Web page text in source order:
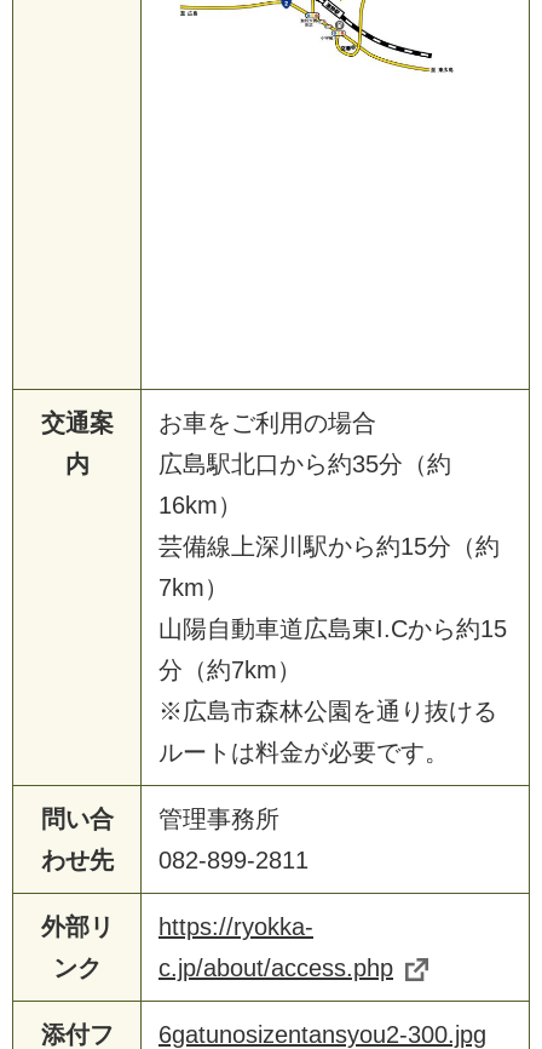
交通案
内
お車をご利用の場合
広島駅北口から約35分（約
16km）
芸備線上深川駅から約15分（約
7km）
山陽自動車道広島東I.Cから約15
分（約7km）
※広島市森林公園を通り抜ける
ルートは料金が必要です。
問い合
わせ先
管理事務所
082-899-2811
外部リ
ンク
https://ryokka-
c.jp/about/access.php
添付フ
6gatunosizentansyou2-300.jpg